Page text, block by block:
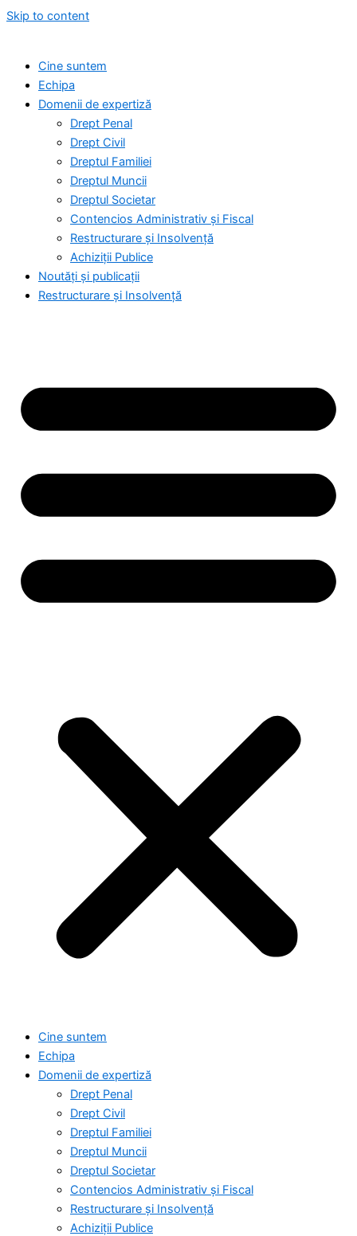
Skip to content
Cine suntem
Echipa
Domenii de expertiză
Drept Penal
Drept Civil
Dreptul Familiei
Dreptul Muncii
Dreptul Societar
Contencios Administrativ și Fiscal
Restructurare și Insolvență
Achiziții Publice
Noutăți și publicații
Restructurare și Insolvență
Cine suntem
Echipa
Domenii de expertiză
Drept Penal
Drept Civil
Dreptul Familiei
Dreptul Muncii
Dreptul Societar
Contencios Administrativ și Fiscal
Restructurare și Insolvență
Achiziții Publice